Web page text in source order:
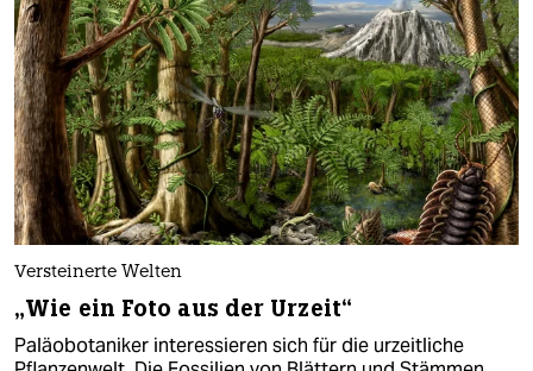
Versteinerte Welten
„Wie ein Foto aus der Urzeit“
Paläobotaniker interessieren sich für die urzeitliche